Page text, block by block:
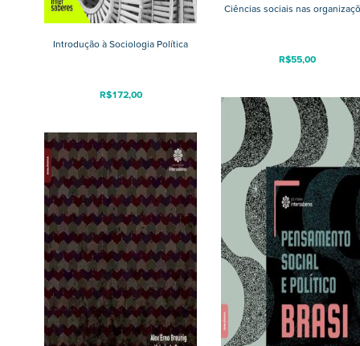
Ciências sociais nas
R$55,00
Introdução à Sociologia Política
R$172,00